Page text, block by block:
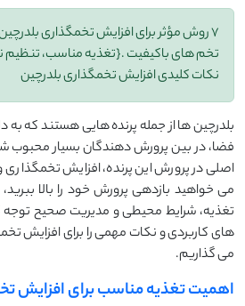
7 روش مؤثر برای افزایش تخمگذاری
تخم‌ های باکیفیت .{تغذیه مناسب، تنظیم
نکات کلیدی افزایش تخمگذاری بلدرچین
بلدرچین‌ ها از جمله پرنده‌ هایی هستند که به
فضا، در بین پرورش ‌دهندگان بسیار محبوب
اصلی در پرورش این پرنده، افزایش تخمگذاری
می ‌خواهید بازدهی پرورش خود را بالا
تغذیه، شرایط محیطی و مدیریت صحیح توجه
های کاربردی و نکات مهمی را برای افزایش
می ‌گذاریم.
اهمیت تغذیه مناسب برای افزایش